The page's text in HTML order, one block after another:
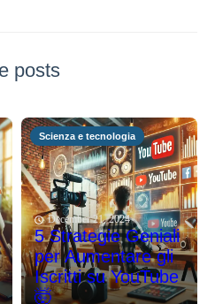
posts
Scienza e tecnologia
December 21, 2024
5 Strategie Geniali
per Aumentare gli
Iscritti su YouTube
🤯